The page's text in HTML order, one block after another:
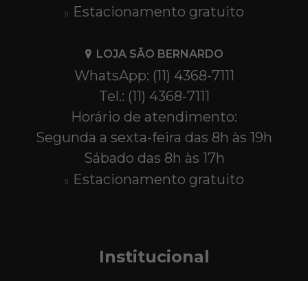
Estacionamento gratuito
LOJA SÃO BERNARDO
WhatsApp: (11) 4368-7111
Tel.: (11) 4368-7111
Horário de atendimento:
Segunda a sexta-feira das 8h às 19h
Sábado das 8h às 17h
Estacionamento gratuito
Institucional